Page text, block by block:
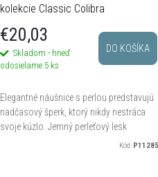
kolekcie Classic Colibra
€20,03
Skladom - hneď
odosielame 5 ks
DO KOŠÍKA
Elegantné náušnice s perlou predstavujú
nadčasový šperk, ktorý nikdy nestráca
svoje kúzlo. Jemný perleťový lesk
dodáva vzhľadu ženskosť, noblesu a
Kód: